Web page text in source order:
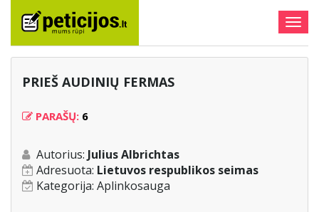
PRIEŠ AUDINIŲ FERMAS
PARAŠŲ: 6
Autorius: Julius Albrichtas
Adresuota: Lietuvos respublikos seimas
Kategorija: Aplinkosauga